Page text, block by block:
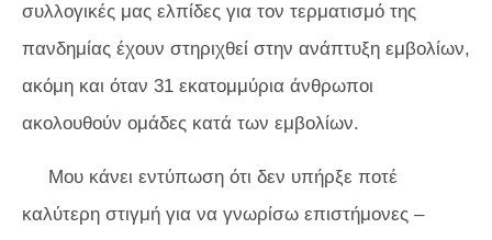
συλλογικές μας ελπίδες για τον τερματισμό της
πανδημίας έχουν στηριχθεί στην ανάπτυξη εμβολίων,
ακόμη και όταν 31 εκατομμύρια άνθρωποι
ακολουθούν ομάδες κατά των εμβολίων.
Μου κάνει εντύπωση ότι δεν υπήρξε ποτέ
καλύτερη στιγμή για να γνωρίσω επιστήμονες –